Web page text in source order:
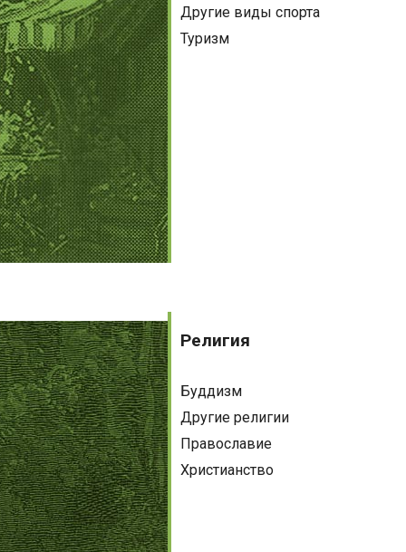
Другие виды спорта
Туризм
Религия
Религия
Буддизм
Другие религии
Православие
Христианство